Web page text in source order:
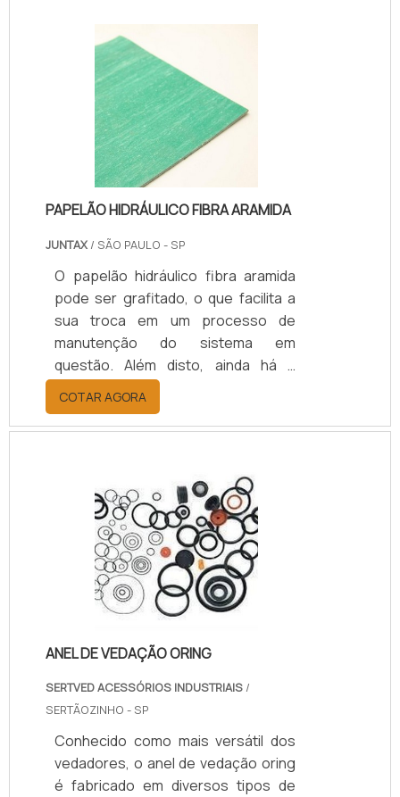
PAPELÃO HIDRÁULICO FIBRA ARAMIDA
JUNTAX / SÃO PAULO - SP
O papelão hidráulico fibra aramida
pode ser grafitado, o que facilita a
sua troca em um processo de
manutenção do sistema em
questão. Além disto, ainda há a
opção do reforço por dentro com
uma tela metálica.Este produto
resiste a altas temperaturas – até
Versátil, trabalha na vedação de
diversos tipos de fluidos, inclusive
retém líquidos quimicamente
corrosivos e derivados do
petróleo.Funcionalidade correta do
materialPor causa destas
características e .
COTAR AGORA
ANEL DE VEDAÇÃO ORING
SERTVED ACESSÓRIOS INDUSTRIAIS /
SERTÃOZINHO - SP
Conhecido como mais versátil dos
vedadores, o anel de vedação oring
é fabricado em diversos tipos de